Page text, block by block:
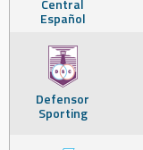
Central
Español
Defensor
Sporting